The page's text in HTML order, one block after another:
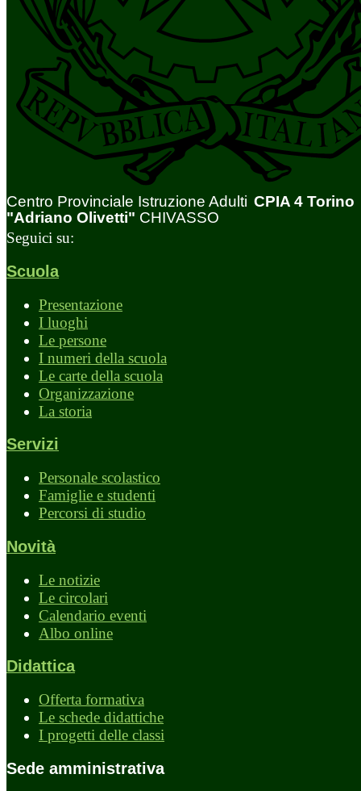
Centro Provinciale Istruzione Adulti CPIA 4 Torino
"Adriano Olivetti" CHIVASSO
Seguici su:
Scuola
Presentazione
I luoghi
Le persone
I numeri della scuola
Le carte della scuola
Organizzazione
La storia
Servizi
Personale scolastico
Famiglie e studenti
Percorsi di studio
Novità
Le notizie
Le circolari
Calendario eventi
Albo online
Didattica
Offerta formativa
Le schede didattiche
I progetti delle classi
Sede amministrativa